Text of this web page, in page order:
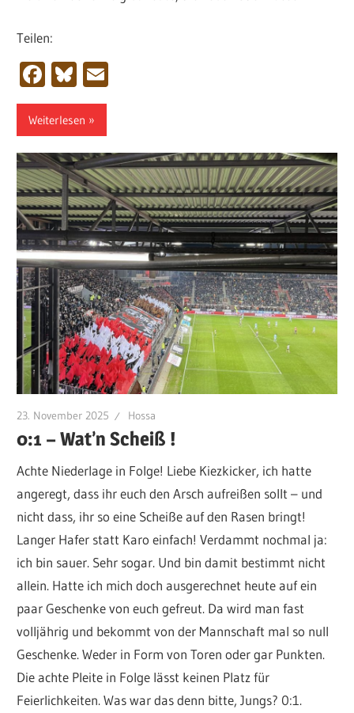
Teilen:
Facebook
Bluesky
Weiterlesen
23. November 2025 Hossa
0:1 – Wat’n Scheiß !
Achte Niederlage in Folge! Liebe Kiezkicker, ich hatte
angeregt, dass ihr euch den Arsch aufreißen sollt – und
nicht dass, ihr so eine Scheiße auf den Rasen bringt!
Langer Hafer statt Karo einfach! Verdammt nochmal ja:
ich bin sauer. Sehr sogar. Und bin damit bestimmt nicht
allein. Hatte ich mich doch ausgerechnet heute auf ein
paar Geschenke von euch gefreut. Da wird man fast
volljährig und bekommt von der Mannschaft mal so null
Geschenke. Weder in Form von Toren oder gar Punkten.
Die achte Pleite in Folge lässt keinen Platz für
Feierlichkeiten. Was war das denn bitte, Jungs? 0:1.